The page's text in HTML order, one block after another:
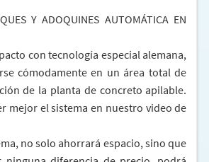
Y ADOQUINES AUTOMÁTICA EN
con tecnología especial alemana,
cómodamente en un área total de
de la planta de concreto apilable.
mejor el sistema en nuestro video de
no solo ahorrará espacio, sino que